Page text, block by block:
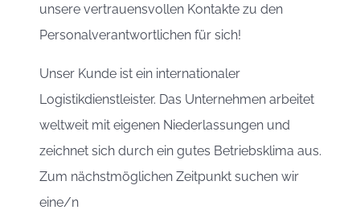
unsere vertrauensvollen Kontakte zu den
Personalverantwortlichen für sich!
Unser Kunde ist ein internationaler
Logistikdienstleister. Das Unternehmen arbeitet
weltweit mit eigenen Niederlassungen und
zeichnet sich durch ein gutes Betriebsklima aus.
Zum nächstmöglichen Zeitpunkt suchen wir
eine/n